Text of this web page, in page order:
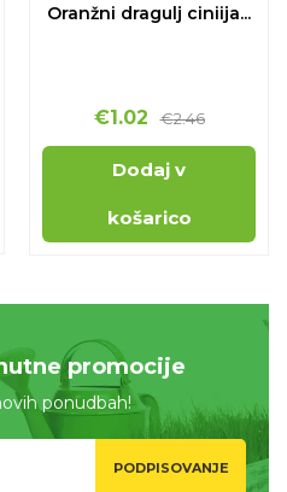
Oranžni dragulj ciniija...
€1.02 €2.46
Dodaj v
košarico
promocije
ponudbah!
PODPISOVANJE